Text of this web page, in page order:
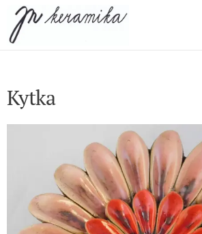
Kytka